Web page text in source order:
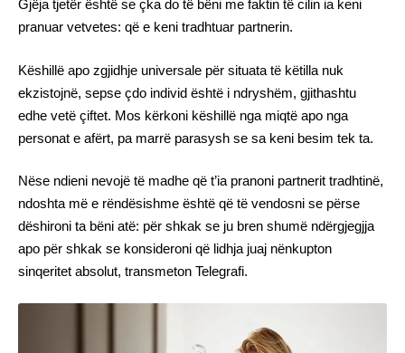
Gjëja tjetër është se çka do të bëni me faktin të cilin ia keni
pranuar vetvetes: që e keni tradhtuar partnerin.
Këshillë apo zgjidhje universale për situata të këtilla nuk
ekzistojnë, sepse çdo individ është i ndryshëm, gjithashtu
edhe vetë çiftet. Mos kërkoni këshillë nga miqtë apo nga
personat e afërt, pa marrë parasysh se sa keni besim tek ta.
Nëse ndieni nevojë të madhe që t’ia pranoni partnerit tradhtinë,
ndoshta më e rëndësishme është që të vendosni se përse
dëshironi ta bëni atë: për shkak se ju bren shumë ndërgjegjja
apo për shkak se konsideroni që lidhja juaj nënkupton
sinqeritet absolut, transmeton Telegrafi.